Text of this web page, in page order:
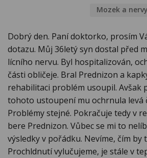
Mozek a nervy
Dobrý den. Paní doktorko, prosím
dotazu. Můj 36letý syn dostal před
lícního nervu. Byl hospitalizován,
části obličeje. Bral Prednizon a
rehabilitaci problém usoupil. Avšak
tohoto ustoupení mu ochrnula levá
Problémy stejné. Pokračuje tedy v
bere Prednizon. Vůbec se mi to
výsledky v pořádku. Nevíme, čím by
Prochldnutí vylučujeme, je stále v